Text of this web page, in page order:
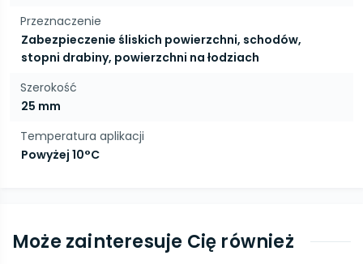
Przeznaczenie
Zabezpieczenie śliskich powierzchni, schodów,
stopni drabiny, powierzchni na łodziach
Szerokość
25 mm
Temperatura aplikacji
Powyżej 10°C
Może zainteresuje Cię również